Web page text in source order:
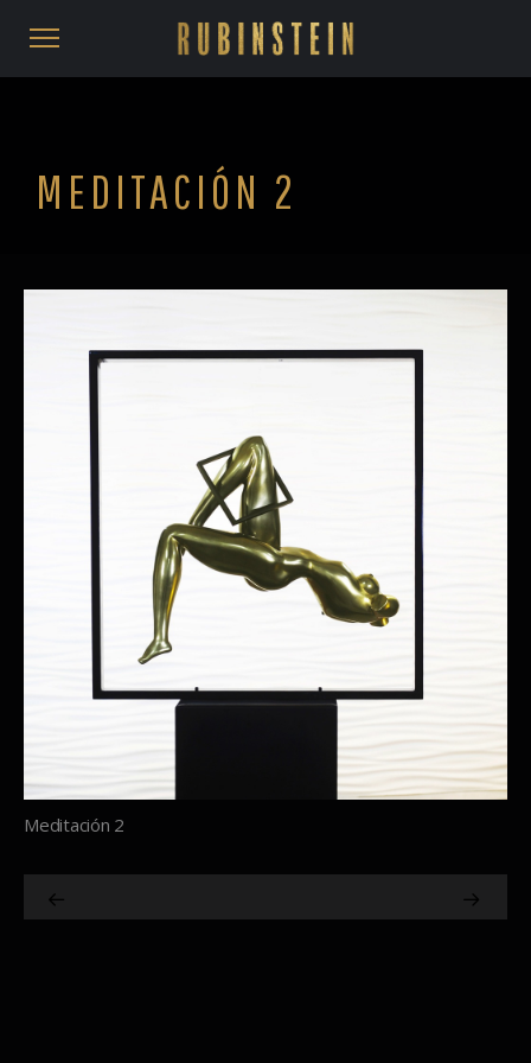
MEDITACIÓN 2
Meditación 2